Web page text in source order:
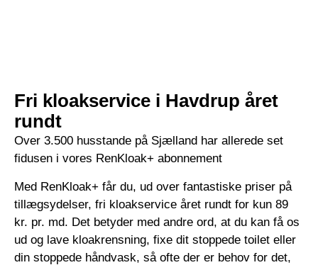
Fri kloakservice i Havdrup året
rundt
Over 3.500 husstande på Sjælland har allerede set
fidusen i vores RenKloak+ abonnement
Med RenKloak+ får du, ud over fantastiske priser på
tillægsydelser, fri kloakservice året rundt for kun 89
kr. pr. md. Det betyder med andre ord, at du kan få os
ud og lave kloakrensning, fixe dit stoppede toilet eller
din stoppede håndvask, så ofte der er behov for det,